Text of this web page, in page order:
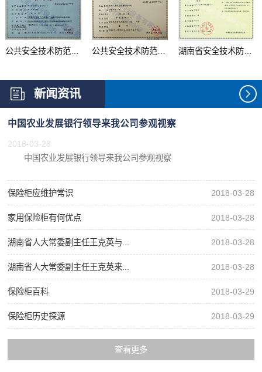
公共安全技术防范产品... 公共安全技术防范系统... 湖南省安全技术防范行...
新闻资讯
中国农业发展银行领导来我公司参观视察
2018-03-28
中国农业发展银行领导来我公司参观视察
保险柜应维护常识 2018-03-28
家用保险柜有何优点 2018-03-28
湖南省人大常委副主任王克英与... 2018-03-28
湖南省人大常委副主任王克英来... 2018-03-28
保险柜百科 2018-03-29
保险柜历史探源 2018-03-29
查看更多